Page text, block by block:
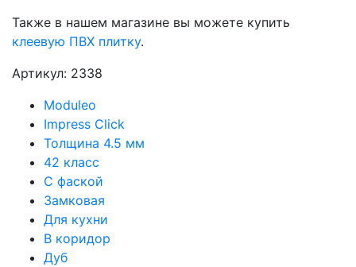
Также в нашем магазине вы можете купить
клеевую ПВХ плитку.
Артикул: 2338
Moduleo
Impress Click
Толщина 4.5 мм
42 класс
С фаской
Замковая
Для кухни
В коридор
Дуб